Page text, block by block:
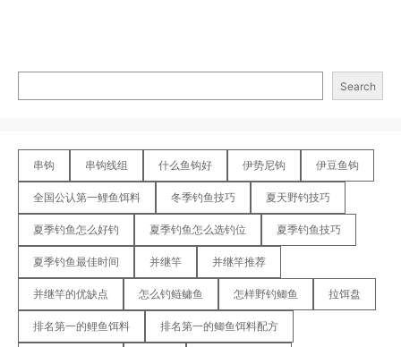
Search
串钩 串钩线组 什么鱼钩好 伊势尼钩 伊豆鱼钩
全国公认第一鲤鱼饵料 冬季钓鱼技巧 夏天野钓技巧
夏季钓鱼怎么好钓 夏季钓鱼怎么选钓位 夏季钓鱼技巧
夏季钓鱼最佳时间 并继竿 并继竿推荐
并继竿的优缺点 怎么钓鲢鳙鱼 怎样野钓鲫鱼 拉饵盘
排名第一的鲤鱼饵料 排名第一的鲫鱼饵料配方